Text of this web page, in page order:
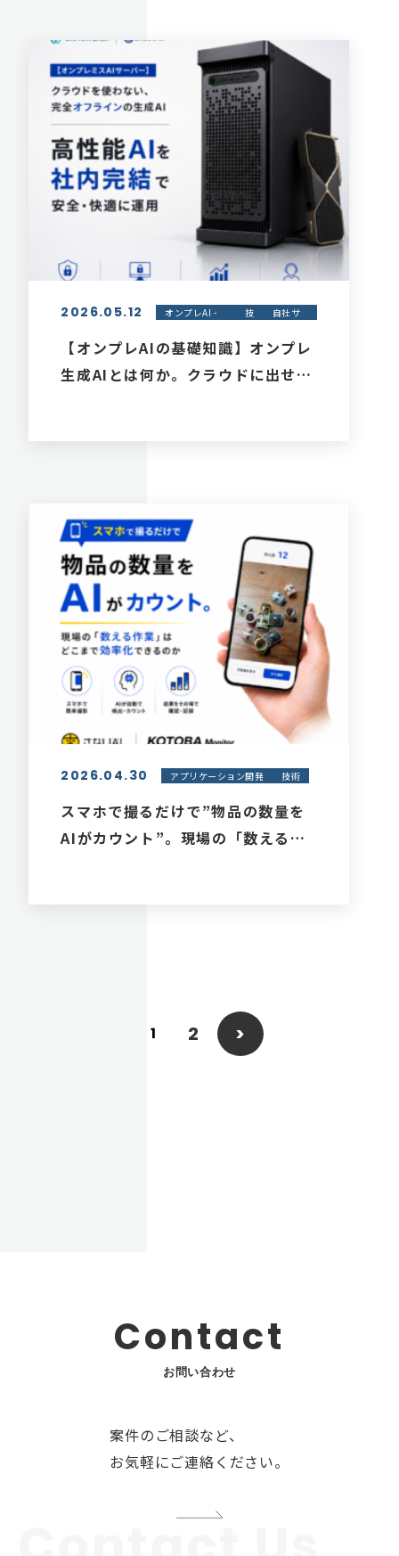
2026.05.12
オンプレAI -
イン
技
自社サ
紹介
【オンプレAIの基礎知識】オンプレ
生成AIとは何か。クラウドに出せな
2026.04.30 アプリケーション開発 技術
スマホで撮るだけで”物品の数量を
AIがカウント”。現場の「数える作
1 2 >
Contact
お問い合わせ
案件のご相談など、
お気軽にご連絡ください。